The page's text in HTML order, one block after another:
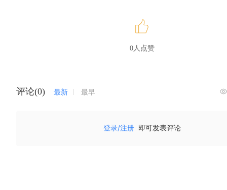
0人点赞
评论(0) 最新 最早
登录/注册 即可发表评论